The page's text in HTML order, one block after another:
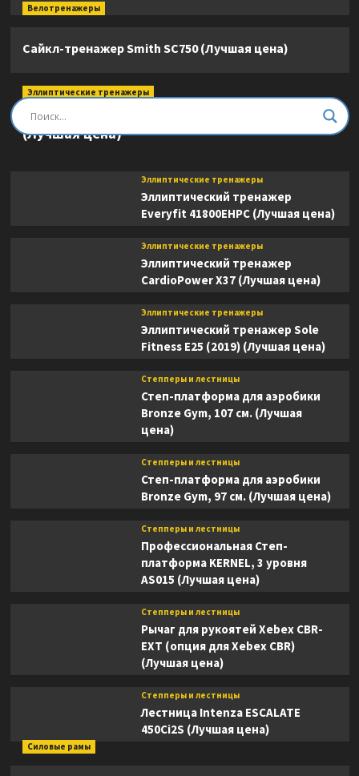
Велотренажеры
Сайкл-тренажер Smith SC750 (Лучшая цена)
Эллиптические тренажеры
Эллиптический тренажер DFC E8745T
(Лучшая цена)
Эллиптические тренажеры
Эллиптический тренажер
Everyfit 41800EHPC (Лучшая цена)
Эллиптические тренажеры
Эллиптический тренажер
CardioPower X37 (Лучшая цена)
Эллиптические тренажеры
Эллиптический тренажер Sole
Fitness E25 (2019) (Лучшая цена)
Степперы и лестницы
Степ-платформа для аэробики
Bronze Gym, 107 см. (Лучшая
цена)
Степперы и лестницы
Степ-платформа для аэробики
Bronze Gym, 97 см. (Лучшая цена)
Степперы и лестницы
Профессиональная Степ-
платформа KERNEL, 3 уровня
AS015 (Лучшая цена)
Степперы и лестницы
Рычаг для рукоятей Xebex CBR-
EXT (опция для Xebex CBR)
(Лучшая цена)
Степперы и лестницы
Лестница Intenza ESCALATE
450Ci2S (Лучшая цена)
Силовые рамы